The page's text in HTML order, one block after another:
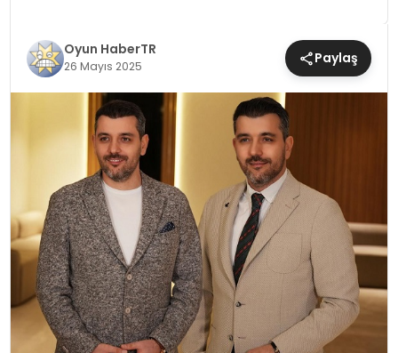
EĞITIM
MAGAZIN
TEKNOLOJI
YAŞAM
Oyun HaberTR
26 Mayıs 2025 Paylaş